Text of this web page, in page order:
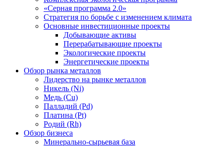
«Серная программа 2.0»
Стратегия по борьбе с изменением климата
Основные инвестиционные проекты
Добывающие активы
Перерабатывающие проекты
Экологические проекты
Энергетические проекты
Обзор рынка металлов
Лидерство на рынке металлов
Никель (Ni)
Медь (Cu)
Палладий (Pd)
Платина (Pt)
Родий (Rh)
Обзор бизнеса
Минерально-сырьевая база